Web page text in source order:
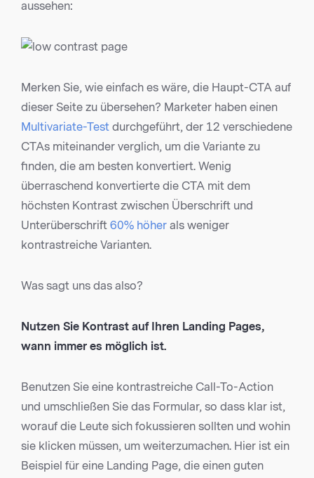
aussehen:
Merken Sie, wie einfach es wäre, die Haupt-CTA auf
dieser Seite zu übersehen? Marketer haben einen
Multivariate-Test durchgeführt, der 12 verschiedene
CTAs miteinander verglich, um die Variante zu
finden, die am besten konvertiert. Wenig
überraschend konvertierte die CTA mit dem
höchsten Kontrast zwischen Überschrift und
Unterüberschrift 60% höher als weniger
kontrastreiche Varianten.
Was sagt uns das also?
Nutzen Sie Kontrast auf Ihren Landing Pages,
wann immer es möglich ist.
Benutzen Sie eine kontrastreiche Call-To-Action
und umschließen Sie das Formular, so dass klar ist,
worauf die Leute sich fokussieren sollten und wohin
sie klicken müssen, um weiterzumachen. Hier ist ein
Beispiel für eine Landing Page, die einen guten